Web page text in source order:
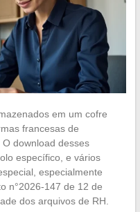
em um cofre
francesas de
download desses
específico, e vários
especialmente
n°2026-147 de 12 de
dos arquivos de RH.